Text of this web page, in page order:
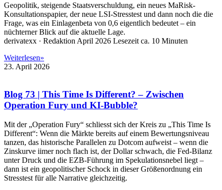
Geopolitik, steigende Staatsverschuldung, ein neues MaRisk-
Konsultationspapier, der neue LSI-Stresstest und dann noch die die
Frage, was ein Einlagenbeta von 0,6 eigentlich bedeutet – ein
nüchterner Blick auf die aktuelle Lage.
derivatexx · Redaktion April 2026 Lesezeit ca. 10 Minuten
Weiterlesen»
23. April 2026
Blog 73 | This Time Is Different? – Zwischen
Operation Fury und KI-Bubble?
Mit der „Operation Fury“ schliesst sich der Kreis zu „This Time Is
Different“: Wenn die Märkte bereits auf einem Bewertungsniveau
tanzen, das historische Parallelen zu Dotcom aufweist – wenn die
Zinskurve iimer noch flach ist, der Dollar schwach, die Fed-Bilanz
unter Druck und die EZB-Führung im Spekulationsnebel liegt –
dann ist ein geopolitischer Schock in dieser Größenordnung ein
Stresstest für alle Narrative gleichzeitig.